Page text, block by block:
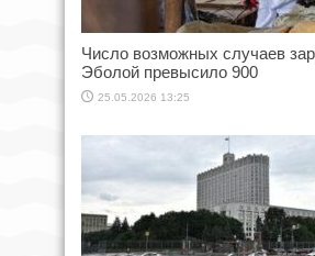
Число возможных случаев
Эболой превысило 900
25.05.2026 13:25